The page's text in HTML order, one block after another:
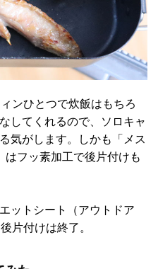
ンひとつで炊飯はもちろ
してくれるので、ソロキャ
気がします。しかも「メス
フッ素加工で後片付けも
ットシート（アウトドア
片付けは終了。